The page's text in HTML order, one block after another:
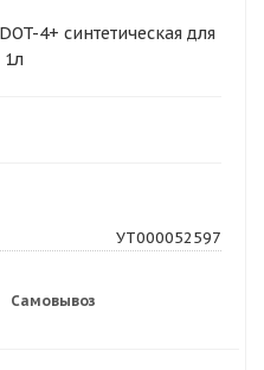
4+ синтетическая для
1л
УТ000052597
Самовывоз